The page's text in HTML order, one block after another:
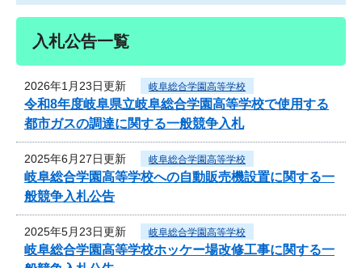
入札公告一覧
2026年1月23日更新 岐阜総合学園高等学校
令和8年度岐阜県立岐阜総合学園高等学校で使用する
都市ガスの調達に関する一般競争入札
2025年6月27日更新 岐阜総合学園高等学校
岐阜総合学園高等学校への自動販売機設置に関する一
般競争入札公告
2025年5月23日更新 岐阜総合学園高等学校
岐阜総合学園高等学校ホッケー場改修工事に関する一